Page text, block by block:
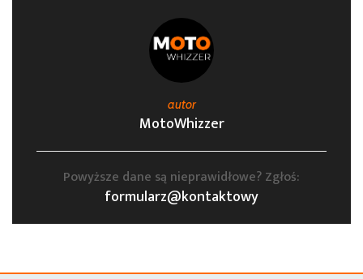
autor
MotoWhizzer
Powyższe dane są nieprawidłowe? Zgłoś:
formularz@kontaktowy